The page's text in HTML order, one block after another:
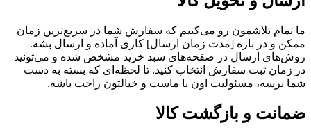
ما تمام تلاشمون رو می‌کنیم که سفارش شما در سریع‌ترین زمان
ممکن و در بازه [مدت زمان ارسال] کاری آماده و ارسال بشه.
روش‌های ارسال در صفحه‌های سبد خرید مشخص شده و می‌تونید
در زمان ثبت سفارش انتخاب کنید. تا لحظه‌ای که بسته به دست
شما برسه، مسئولیت اون با ماست و خیالتون راحت باشه.
ضمانت و بازگشت کالا